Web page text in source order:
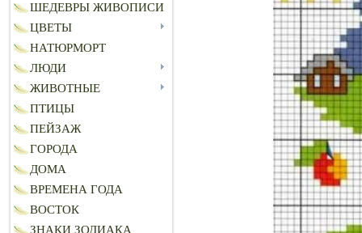
ШЕДЕВРЫ ЖИВОПИСИ
ЦВЕТЫ
НАТЮРМОРТ
ЛЮДИ
ЖИВОТНЫЕ
ПТИЦЫ
ПЕЙЗАЖ
ГОРОДА
ДОМА
ВРЕМЕНА ГОДА
ВОСТОК
ЗНАКИ ЗОДИАКА